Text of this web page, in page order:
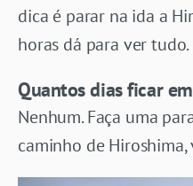
dica é parar na ida a
horas dá para ver tudo.
Quantos dias ficar
Nenhum. Faça uma
caminho de